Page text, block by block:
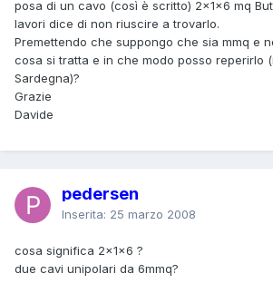
posa di un cavo (così è scritto) 2x1x6 mq
lavori dice di non riuscire a trovarlo.
Premettendo che suppongo che sia mmq e
cosa si tratta e in che modo posso reperirlo
Sardegna)?
Grazie
Davide
pedersen
Inserita: 25 marzo 2008
cosa significa 2x1x6 ?
due cavi unipolari da 6mmq?